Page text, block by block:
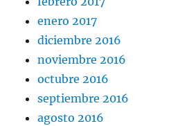
enero 2017
diciembre 2016
noviembre 2016
octubre 2016
septiembre 2016
agosto 2016